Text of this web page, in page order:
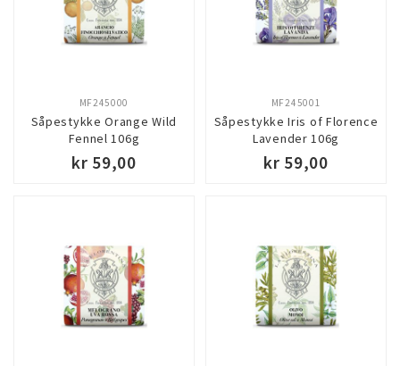
Såpestykke Orange Wild
Fennel 106g
MF245000
kr 59,00
Såpestykke Iris of Florence
Lavender 106g
MF245001
kr 59,00